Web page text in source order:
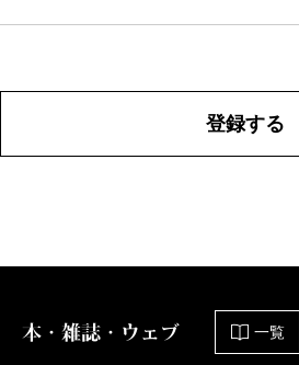
登録する
本・雑誌・ウェブ 一覧